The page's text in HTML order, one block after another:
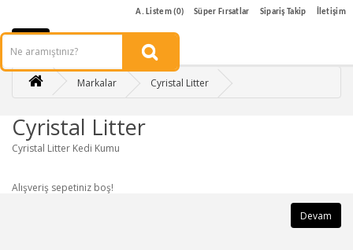
A. Listem (0) Süper Fırsatlar Sipariş Takip İletişim
Markalar Cyristal Litter
Cyristal Litter
Cyristal Litter Kedi Kumu
Alışveriş sepetiniz boş!
Devam